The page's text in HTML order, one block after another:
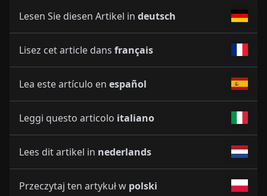
Lesen Sie diesen Artikel in deutsch
Lisez cet article dans français
Lea este artículo en español
Leggi questo articolo italiano
Lees dit artikel in nederlands
Przeczytaj ten artykuł w polski